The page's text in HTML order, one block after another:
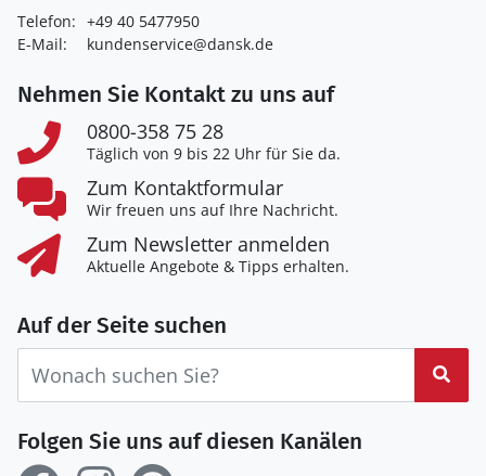
Telefon: +49 40 5477950
E-Mail:
kundenservice@dansk.de
Nehmen Sie Kontakt zu uns auf
0800-358 75 28
Täglich von 9 bis 22 Uhr für Sie da.
Zum Kontaktformular
Wir freuen uns auf Ihre Nachricht.
Zum Newsletter anmelden
Aktuelle Angebote & Tipps erhalten.
Auf der Seite suchen
Folgen Sie uns auf diesen Kanälen